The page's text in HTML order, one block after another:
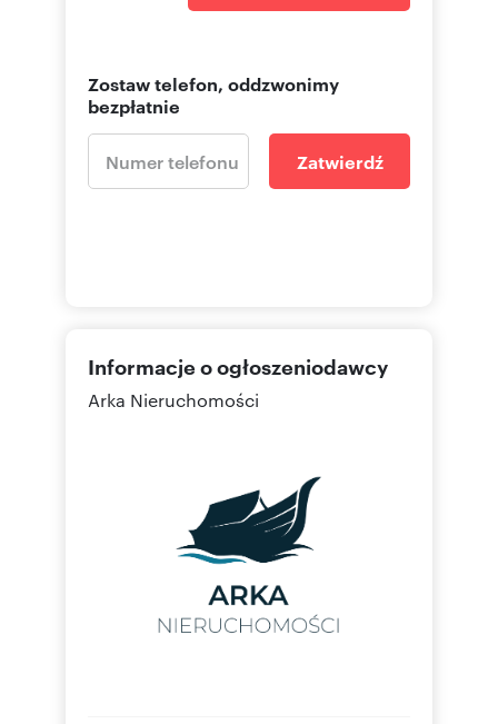
Zostaw telefon, oddzwonimy
bezpłatnie
Zatwierdź
Informacje o ogłoszeniodawcy
Arka Nieruchomości